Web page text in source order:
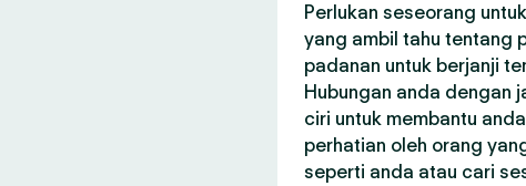
Perlukan seseorang
yang ambil tahu tentang
padanan untuk berjanji
Hubungan anda dengan
ciri untuk membantu
perhatian oleh orang
seperti anda atau cari